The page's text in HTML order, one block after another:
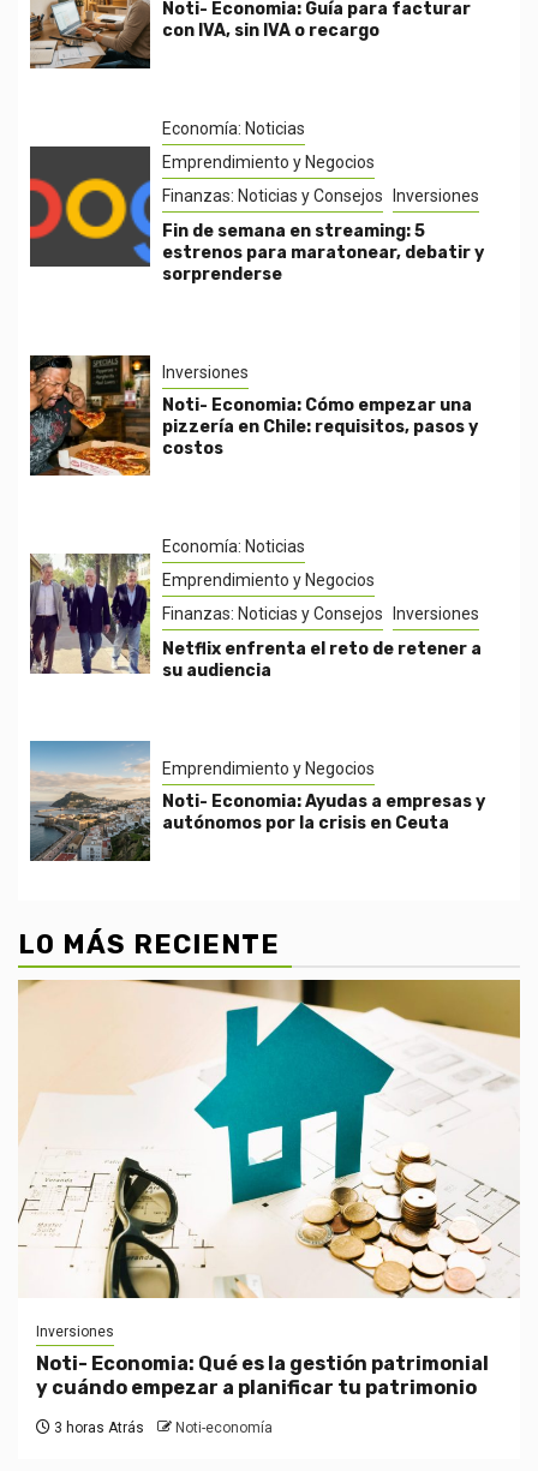
Noti- Economia: Guía para facturar
con IVA, sin IVA o recargo
Economía: Noticias
Emprendimiento y Negocios
Finanzas: Noticias y Consejos
Inversiones
Fin de semana en streaming: 5
estrenos para maratonear, debatir y
sorprenderse
Inversiones
Noti- Economia: Cómo empezar una
pizzería en Chile: requisitos, pasos y
costos
Economía: Noticias
Emprendimiento y Negocios
Finanzas: Noticias y Consejos
Inversiones
Netflix enfrenta el reto de retener a
su audiencia
Emprendimiento y Negocios
Noti- Economia: Ayudas a empresas y
autónomos por la crisis en Ceuta
LO MÁS RECIENTE
Inversiones
Noti- Economia: Qué es la gestión patrimonial
y cuándo empezar a planificar tu patrimonio
3 horas Atrás Noti-economía